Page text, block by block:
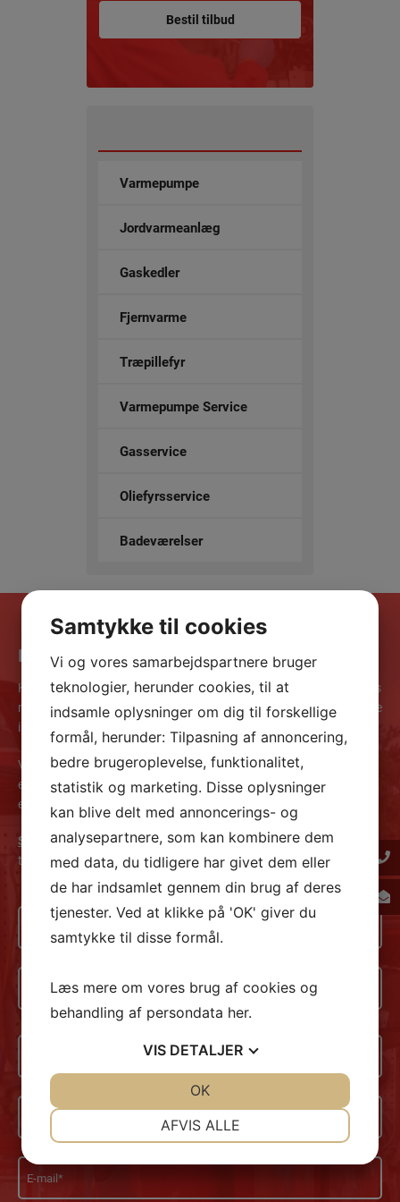
Bestil tilbud
Varmepumpe
Jordvarmeanlæg
Gaskedler
Fjernvarme
Træpillefyr
Varmepumpe Service
Gasservice
Oliefyrsservice
Badeværelser
Få et uforpligtende tilbud
Kvalitet kræver viden og dygtige medarbejdere. Derfor er alle vores
medarbejdere ikke bare faglærte, de videreuddannes også løbende
i de produkter, vi leverer, samt i ny teknologi.
Vores styrke er solid erfaring og faglig dygtighed kombineret med
evnen til at se nye muligheder. Vi yder altid en hurtig, alsidig,
effektiv og professionel service over for vores kunder.
Se vores tilbud hereller udfyld formularen for et uforpligtende
tilbud. Så ringer vi dig op
Navn
*
Adresse
Adresse
Postnummer
By
E-
mail
Samtykke til cookies
Vi og vores samarbejdspartnere bruger
teknologier, herunder cookies, til at
indsamle oplysninger om dig til forskellige
formål, herunder: Tilpasning af annoncering,
bedre brugeroplevelse, funktionalitet,
statistik og marketing. Disse oplysninger
kan blive delt med annoncerings- og
analysepartnere, som kan kombinere dem
med data, du tidligere har givet dem eller
de har indsamlet gennem din brug af deres
tjenester. Ved at klikke på 'OK' giver du
samtykke til disse formål.
Læs mere om vores brug af cookies og
behandling af persondata her.
VIS DETALJER
AFVIS ALLE
OK